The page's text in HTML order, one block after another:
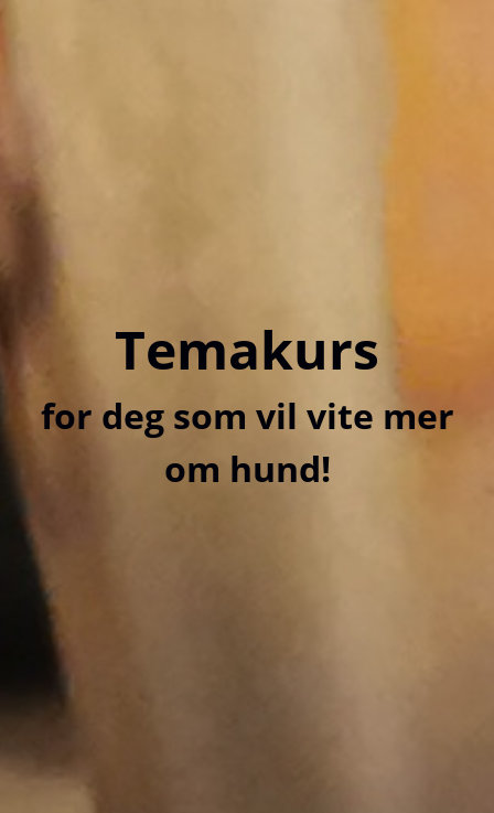
Temakurs
for deg som vil vite mer
om hund!